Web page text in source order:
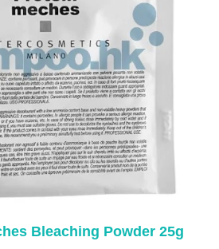
Bleaching Powder 25g